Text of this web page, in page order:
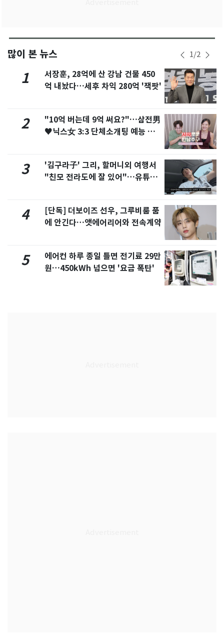
많이 본 뉴스 1/2
1
서장훈, 28억에 산 강남 건물 450
억 내놨다…세후 차익 280억 '잭팟'
2
"10억 버는데 9억 써요?"…삼전男
♥닉스女 3:3 단체소개팅 예능 화
3
'김구라子' 그리, 할머니외 여행서
"친모 전라도에 잘 있어"…유튜브
4
[단독] 더보이즈 선우, 그루비룸 품
에 안긴다…앳에어리어와 전속계약
5
에어컨 하루 종일 틀면 전기료 29만
원…450kWh 넘으면 '요금 폭탄'